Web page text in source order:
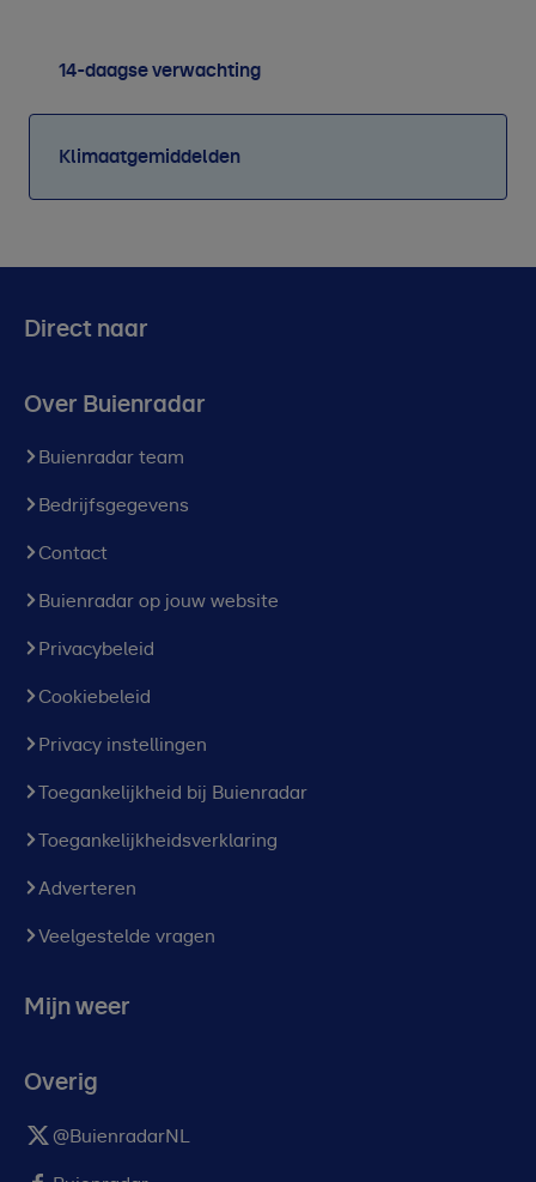
14-daagse verwachting
Klimaatgemiddelden
Direct naar
Over Buienradar
Buienradar team
Bedrijfsgegevens
Contact
Buienradar op jouw website
Privacybeleid
Cookiebeleid
Privacy instellingen
Toegankelijkheid bij Buienradar
Toegankelijkheidsverklaring
Adverteren
Veelgestelde vragen
Mijn weer
Overig
@BuienradarNL